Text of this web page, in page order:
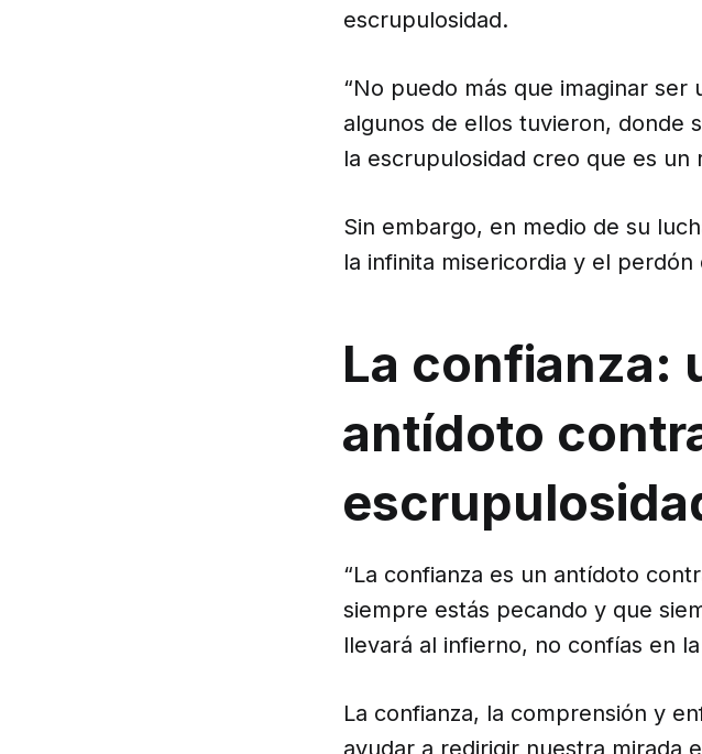
escrupulosidad.
“No puedo más que imaginar
algunos de ellos tuvieron, donde
la escrupulosidad creo que es un
Sin embargo, en medio de su
la infinita misericordia y el perdón
La confianza:
antídoto
“La confianza es un antídoto
siempre estás pecando y que
llevará al infierno, no confías en
La confianza, la comprensión y
ayudar a redirigir nuestra mirada